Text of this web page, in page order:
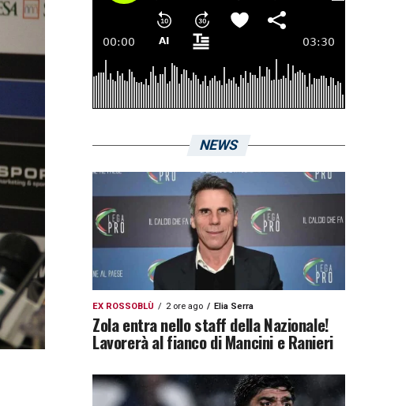
NEWS
EX ROSSOBLÙ 2 ore ago Elia Serra
Zola entra nello staff della Nazionale!
Lavorerà al fianco di Mancini e Ranieri